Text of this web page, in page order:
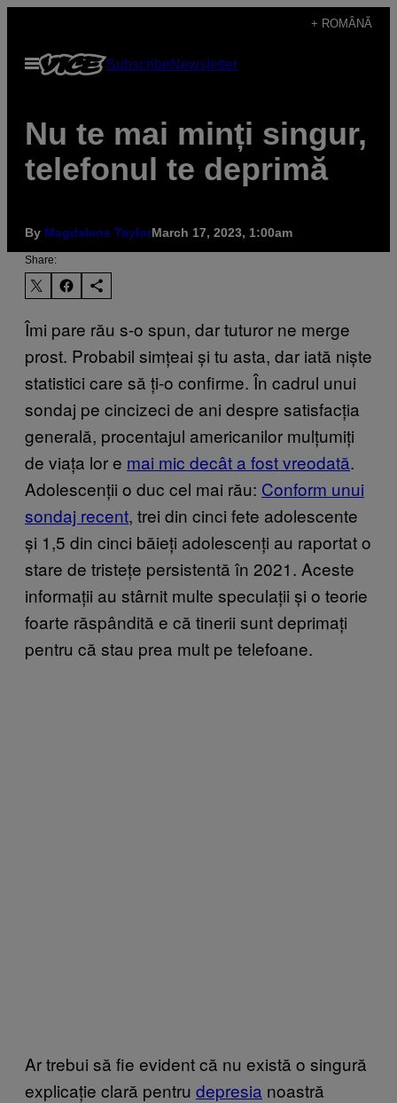
content
+ ROMÂNĂ
Open
Menu
SubscribeNewsletter
Nu te mai minți singur,
telefonul te deprimă
By Magdalene TaylorMarch 17, 2023, 1:00am
Share:
Îmi pare rău s-o spun, dar tuturor ne merge
prost. Probabil simțeai și tu asta, dar iată niște
statistici care să ți-o confirme. În cadrul unui
sondaj pe cincizeci de ani despre satisfacția
generală, procentajul americanilor mulțumiți
de viața lor e mai mic decât a fost vreodată.
Adolescenții o duc cel mai rău: Conform unui
sondaj recent, trei din cinci fete adolescente
și 1,5 din cinci băieți adolescenți au raportat o
stare de tristețe persistentă în 2021. Aceste
informații au stârnit multe speculații și o teorie
foarte răspândită e că tinerii sunt deprimați
pentru că stau prea mult pe telefoane.
Ar trebui să fie evident că nu există o singură
explicație clară pentru depresia noastră